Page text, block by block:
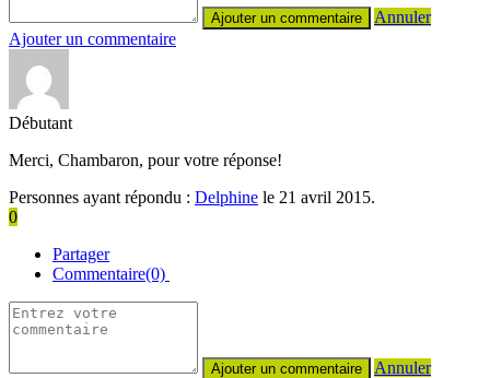
Annuler
Ajouter un commentaire
Débutant
Merci, Chambaron, pour votre réponse!
Personnes ayant répondu : Delphine le 21 avril 2015.
0
Partager
Commentaire(0)
Annuler